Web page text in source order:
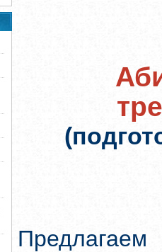
Предлагаем